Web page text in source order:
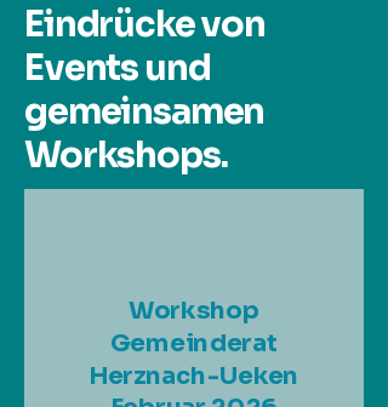
Eindrücke von
Events und
gemeinsamen
Workshops.
Workshop
Gemeinderat
Herznach-Ueken